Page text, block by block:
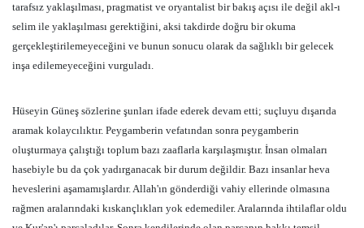
tarafsız yaklaşılması, pragmatist ve oryantalist bir bakış açısı ile değil akl-ı
selim ile yaklaşılması gerektiğini, aksi takdirde doğru bir okuma
gerçekleştirilemeyeceğini ve bunun sonucu olarak da sağlıklı bir gelecek
inşa edilemeyeceğini vurguladı.
Hüseyin Güneş sözlerine şunları ifade ederek devam etti; suçluyu dışarıda
aramak kolaycılıktır. Peygamberin vefatından sonra peygamberin
oluşturmaya çalıştığı toplum bazı zaaflarla karşılaşmıştır. İnsan olmaları
hasebiyle bu da çok yadırganacak bir durum değildir. Bazı insanlar heva
heveslerini aşamamışlardır. Allah'ın gönderdiği vahiy ellerinde olmasına
rağmen aralarındaki kıskançlıkları yok edemediler. Aralarında ihtilaflar oldu